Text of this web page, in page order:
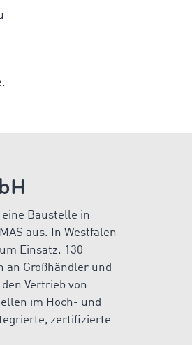
Baustelle in
aus. In Westfalen
Einsatz. 130
an Großhändler und
Vertrieb von
im Hoch- und
zertifizierte